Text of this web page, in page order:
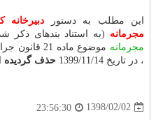
این مطلب به دستور دبیرخانه
مجرمانه (به استناد بندهای ذکر
مجرمانه
موضوع ماده
، در تاریخ 1399/11/14
حذف گردیده
1398/02/02
23:56:30